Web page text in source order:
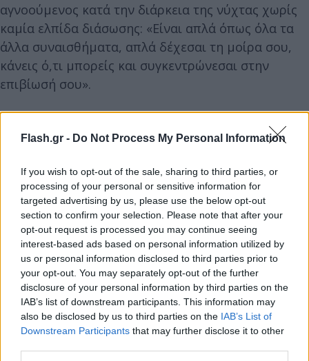
Flash.gr - Do Not Process My Personal Information
If you wish to opt-out of the sale, sharing to third parties, or
processing of your personal or sensitive information for
targeted advertising by us, please use the below opt-out
section to confirm your selection. Please note that after your
opt-out request is processed you may continue seeing
interest-based ads based on personal information utilized by
us or personal information disclosed to third parties prior to
your opt-out. You may separately opt-out of the further
disclosure of your personal information by third parties on the
IAB’s list of downstream participants. This information may
also be disclosed by us to third parties on the IAB’s List of
Downstream Participants that may further disclose it to other
αγνοούμενος κατά την διάρκεια της νύχτας χωρίς
καμία ελπίδα διάσωσης: «Είναι απλά όπως όλα τα
άλλα συναισθήματα, απλά δέχεσαι τη μοίρα σου,
κάνεις ό,τι μπορείς και συγκεντρώνεσαι στην
επιβίωσή σου».